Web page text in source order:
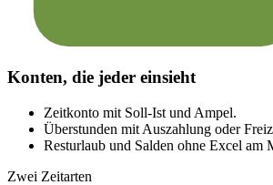
Konten, die jeder einsieht
Zeitkonto mit Soll-Ist und Ampel.
Überstunden mit Auszahlung oder
Resturlaub und Salden ohne Excel am
Zwei Zeitarten